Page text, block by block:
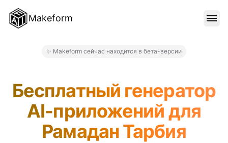
Makeform
БЛОГ
✨ Makeform сейчас находится в бета-версии
Бесплатный генератор
AI-приложений для
Рамадан Тарбия